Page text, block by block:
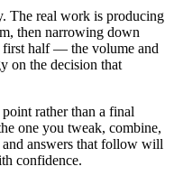
The real work is producing
then narrowing down
first half — the volume and
on the decision that
rather than a final
one you tweak, combine,
answers that follow will
confidence.